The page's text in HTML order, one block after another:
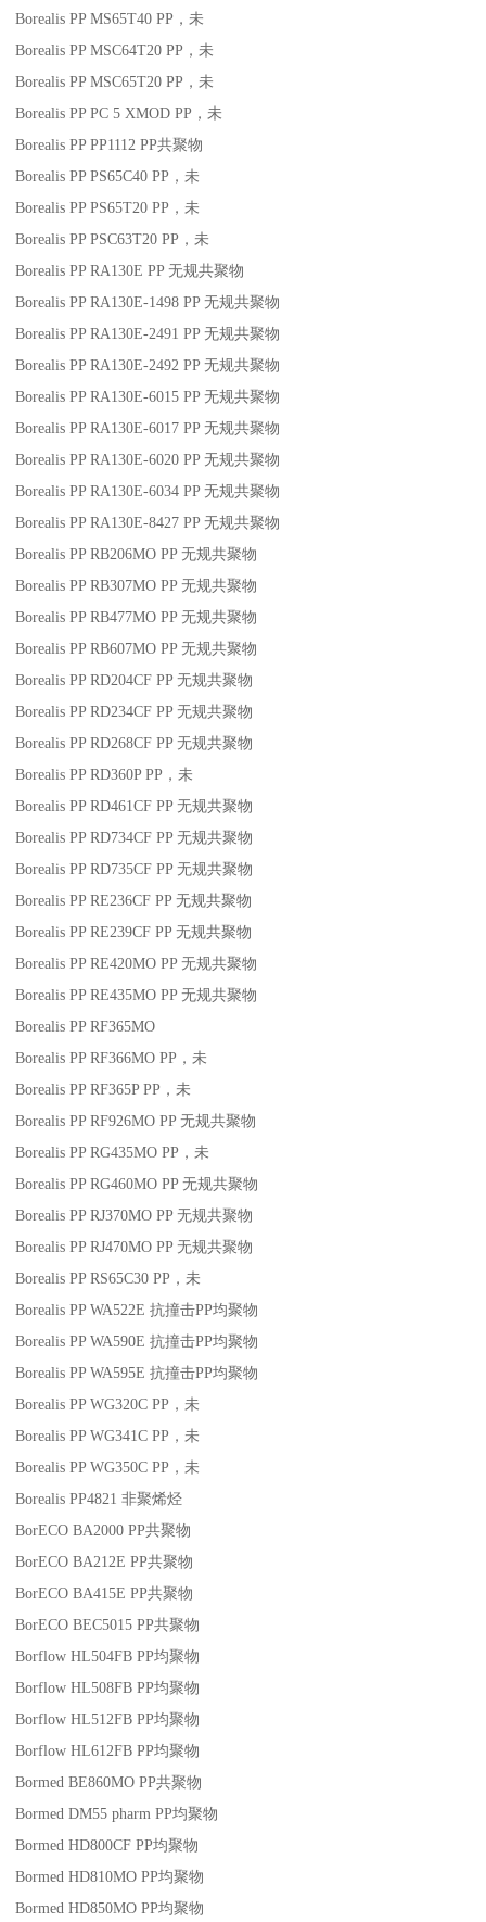
Borealis PP MS65T40 PP ，未
Borealis PP MSC64T20 PP ，未
Borealis PP MSC65T20 PP ，未
Borealis PP PC 5 XMOD PP ，未
Borealis PP PP1112 PP共聚物
Borealis PP PS65C40 PP ，未
Borealis PP PS65T20 PP ，未
Borealis PP PSC63T20 PP ，未
Borealis PP RA130E PP无规共聚物
Borealis PP RA130E-1498 PP无规共聚物
Borealis PP RA130E-2491 PP无规共聚物
Borealis PP RA130E-2492 PP无规共聚物
Borealis PP RA130E-6015 PP无规共聚物
Borealis PP RA130E-6017 PP无规共聚物
Borealis PP RA130E-6020 PP无规共聚物
Borealis PP RA130E-6034 PP无规共聚物
Borealis PP RA130E-8427 PP无规共聚物
Borealis PP RB206MO PP无规共聚物
Borealis PP RB307MO PP无规共聚物
Borealis PP RB477MO PP无规共聚物
Borealis PP RB607MO PP无规共聚物
Borealis PP RD204CF PP无规共聚物
Borealis PP RD234CF PP无规共聚物
Borealis PP RD268CF PP无规共聚物
Borealis PP RD360P PP ，未
Borealis PP RD461CF PP无规共聚物
Borealis PP RD734CF PP无规共聚物
Borealis PP RD735CF PP无规共聚物
Borealis PP RE236CF PP无规共聚物
Borealis PP RE239CF PP无规共聚物
Borealis PP RE420MO PP无规共聚物
Borealis PP RE435MO PP无规共聚物
Borealis PP RF365MO
Borealis PP RF366MO PP ，未
Borealis PP RF365P PP ，未
Borealis PP RF926MO PP无规共聚物
Borealis PP RG435MO PP ，未
Borealis PP RG460MO PP无规共聚物
Borealis PP RJ370MO PP无规共聚物
Borealis PP RJ470MO PP无规共聚物
Borealis PP RS65C30 PP ，未
Borealis PP WA522E 抗撞击PP均聚物
Borealis PP WA590E 抗撞击PP均聚物
Borealis PP WA595E 抗撞击PP均聚物
Borealis PP WG320C PP ，未
Borealis PP WG341C PP ，未
Borealis PP WG350C PP ，未
Borealis PP4821 非聚烯烃
BorECO BA2000 PP共聚物
BorECO BA212E PP共聚物
BorECO BA415E PP共聚物
BorECO BEC5015 PP共聚物
Borflow HL504FB PP均聚物
Borflow HL508FB PP均聚物
Borflow HL512FB PP均聚物
Borflow HL612FB PP均聚物
Bormed BE860MO PP共聚物
Bormed DM55 pharm PP均聚物
Bormed HD800CF PP均聚物
Bormed HD810MO PP均聚物
Bormed HD850MO PP均聚物